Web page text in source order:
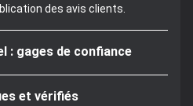
des avis clients.
: gages de confiance
et vérifiés